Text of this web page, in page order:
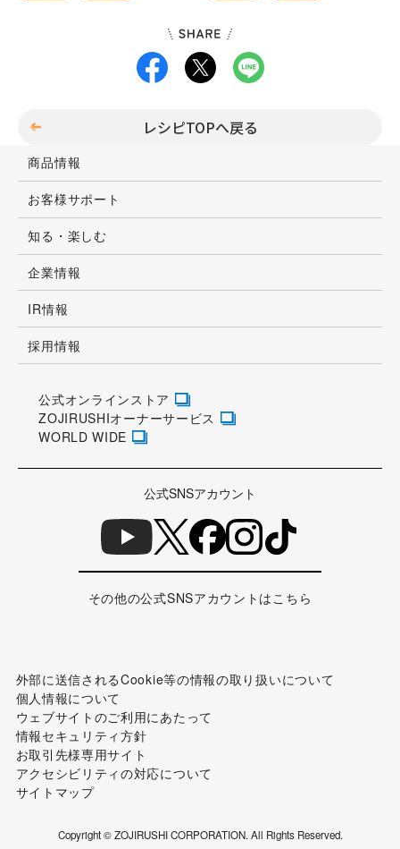
レシピTOPへ戻る
商品情報
お客様サポート
知る・楽しむ
企業情報
IR情報
採用情報
公式オンラインストア
ZOJIRUSHIオーナーサービス
WORLD WIDE
公式SNSアカウント
その他の公式SNSアカウントはこちら
外部に送信されるCookie等の情報の取り扱いについて
個人情報について
ウェブサイトのご利用にあたって
情報セキュリティ方針
お取引先様専用サイト
アクセシビリティの対応について
サイトマップ
Copyright © ZOJIRUSHI CORPORATION. All Rights Reserved.